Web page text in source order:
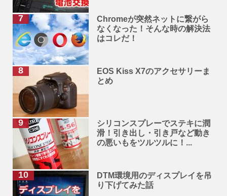
Chromeが突然ネットに繋がら
なくなった！そんな時の解決法
はコレだ！
EOS Kiss X7のアクセサリーま
とめ
シリコンスプレーでステキに潤
滑！引き出し・引き戸など動き
の悪いもをツルツルに！...
DTM環境用のディスプレイを吊
り下げてみた話